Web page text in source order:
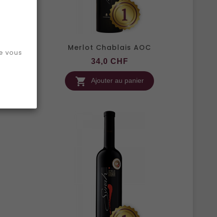
Merlot Chablais AOC
34,0 CHF
 Ajouter au panier
vous